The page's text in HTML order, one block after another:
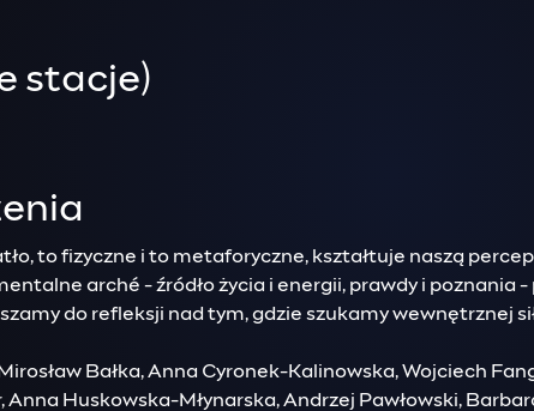
stacje)
to fizyczne i to metaforyczne, kształtuje naszą
arché - źródło życia i energii, prawdy i poznania -
do refleksji nad tym, gdzie szukamy wewnętrznej
Bałka, Anna Cyronek-Kalinowska, Wojciech
Anna Huskowska-Młynarska, Andrzej Pawłowski,